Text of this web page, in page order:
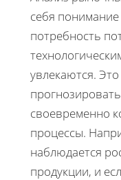
себя понимание
потребность
увлекаются.
своевременно
процессы.
наблюдается
продукции, и